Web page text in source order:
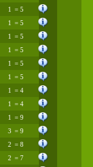
1 = 5
1 = 5
1 = 5
1 = 5
1 = 5
1 = 5
1 = 4
1 = 4
1 = 9
3 = 9
2 = 8
2 = 7